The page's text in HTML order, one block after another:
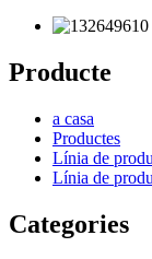
Producte
a casa
Productes
Línia de
Línia de
Categories